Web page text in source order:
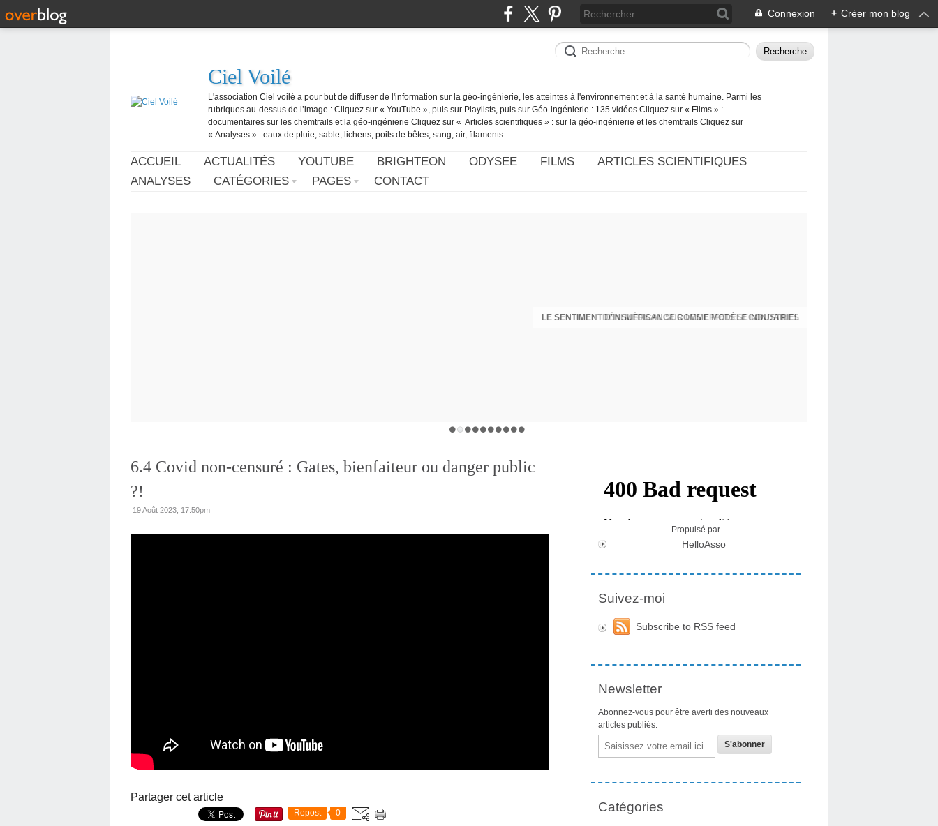
Connexion + Créer mon blog
Ciel Voilé
L'association Ciel voilé a pour but de diffuser de l'information sur la géo-ingénierie, les atteintes à l'environnement et à la santé humaine. Parmi les
rubriques au-dessus de l’image : Cliquez sur « YouTube », puis sur Playlists, puis sur Géo-ingénierie : 135 vidéos Cliquez sur « Films » :
documentaires sur les chemtrails et la géo-ingénierie Cliquez sur « Articles scientifiques » : sur la géo-ingénierie et les chemtrails Cliquez sur
« Analyses » : eaux de pluie, sable, lichens, poils de bêtes, sang, air, filaments
ACCUEIL ACTUALITÉS YOUTUBE BRIGHTEON ODYSEE FILMS
ARTICLES SCIENTIFIQUES
ANALYSES
CATÉGORIES PAGES CONTACT
LE SENTIMENT D'INSUFFISANCE COMME MODÈLE INDUSTRIEL
DÉNI MÉDICAL SUR LES EFFETS SECONDAIRES
6.4 Covid non-censuré : Gates, bienfaiteur ou danger public
?!
19 Août 2023, 17:50pm
Partager cet article
Repost 0
Propulsé par
HelloAsso
Suivez-moi
Subscribe to RSS feed
Newsletter
Abonnez-vous pour être averti des nouveaux
articles publiés.
Email
Catégories